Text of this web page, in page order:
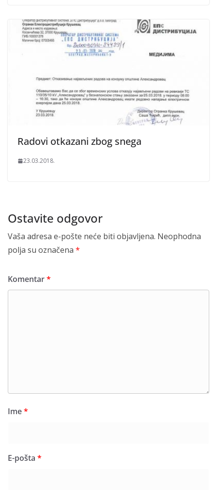
Radovi otkazani zbog snega
23.03.2018.
Ostavite odgovor
Vaša adresa e-pošte neće biti objavljena. Neophodna
polja su označena *
Komentar*
Ime*
E-pošta *